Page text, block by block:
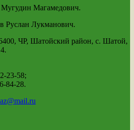
Магамедович.
Руслан Лукманович.
ЧР, Шатойский район, с. Шатой,
23-58;
84-28.